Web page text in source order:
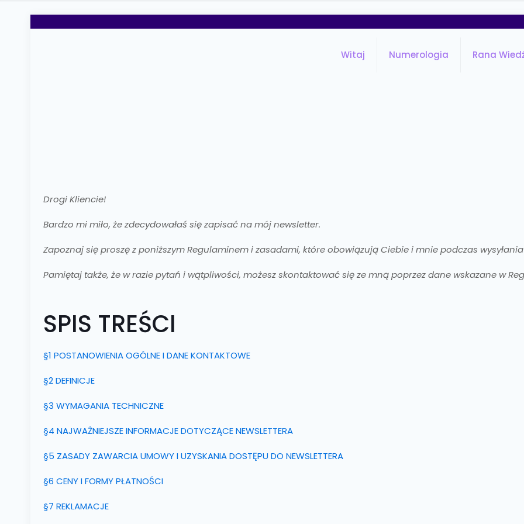
Witaj Numerologia Rana
Drogi Kliencie!
Bardzo mi miło, że zdecydowałaś się zapisać na mój newsletter.
Zapoznaj się proszę z poniższym Regulaminem i zasadami, które obowiązują Ciebie i mnie podczas
Pamiętaj także, że w razie pytań i wątpliwości, możesz skontaktować się ze mną poprzez dane wskazane w
SPIS TREŚCI
§1 POSTANOWIENIA OGÓLNE I DANE KONTAKTOWE
§2 DEFINICJE
§3 WYMAGANIA TECHNICZNE
§4 NAJWAŻNIEJSZE INFORMACJE DOTYCZĄCE NEWSLETTERA
§5 ZASADY ZAWARCIA UMOWY I UZYSKANIA DOSTĘPU DO NEWSLETTERA
§6 CENY I FORMY PŁATNOŚCI
§7 REKLAMACJE